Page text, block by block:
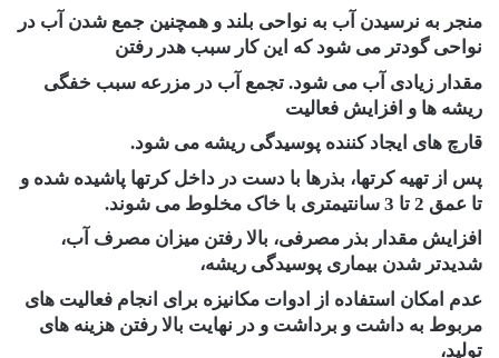
منجر به نرسیدن آب به نواحی بلند و همچنین جمع شدن آب در
نواحی گودتر می شود که این کار سبب هدر رفتن
مقدار زیادی آب می شود. تجمع آب در مزرعه سبب خفگی
ریشه ها و افزایش فعالیت
قارچ های ایجاد کننده پوسیدگی ریشه می شود.
پس از تهیه کرتها، بذرها با دست در داخل کرتها پاشیده شده و
تا عمق 2 تا 3 سانتیمتری با خاک مخلوط می شوند.
افزایش مقدار بذر مصرفی، بالا رفتن میزان مصرف آب،
شدیدتر شدن بیماری پوسیدگی ریشه،
عدم امکان استفاده از ادوات مکانیزه برای انجام فعالیت های
مربوط به داشت و برداشت و در نهایت بالا رفتن هزینه های
تولید،